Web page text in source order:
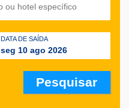
DATA DE SAÍDA
seg 10 ago 2026